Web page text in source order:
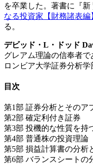
を卒業した。著書に『
なる投資家【財務諸表編
る。
デビッド・L・ドッド
グレアム理論の信奉者
ロンビア大学証券分析
目次
第1部 証券分析とそのア
第2部 確定利付き証券
第3部 投機的な性質を持
第4部 普通株の投資理論
第5部 損益計算書の分析
第6部 バランスシート